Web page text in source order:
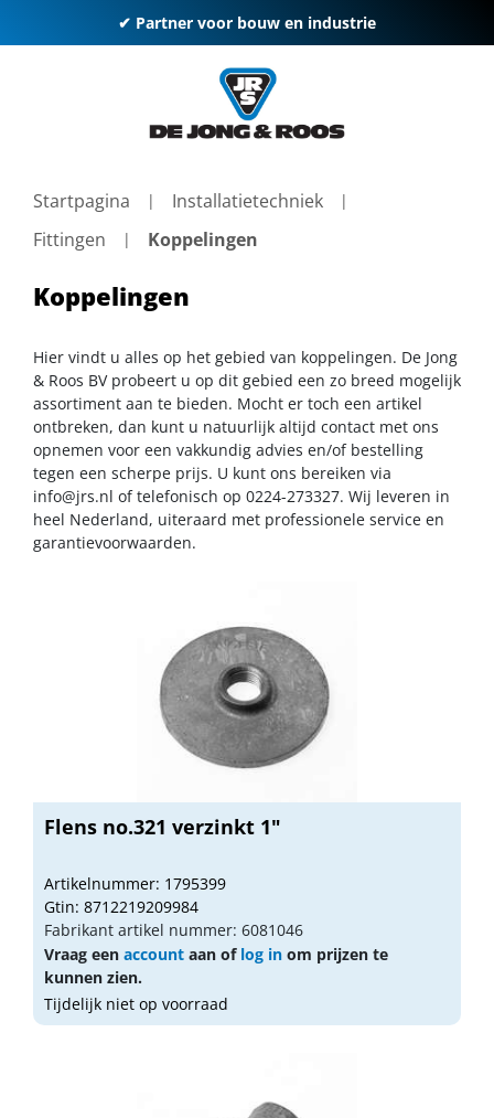
✔ Partner voor bouw en industrie
Startpagina
Installatietechniek
Fittingen
Koppelingen
Koppelingen
Hier vindt u alles op het gebied van koppelingen. De Jong
& Roos BV probeert u op dit gebied een zo breed mogelijk
assortiment aan te bieden. Mocht er toch een artikel
ontbreken, dan kunt u natuurlijk altijd contact met ons
opnemen voor een vakkundig advies en/of bestelling
tegen een scherpe prijs. U kunt ons bereiken via
info@jrs.nl of telefonisch op 0224-273327. Wij leveren in
heel Nederland, uiteraard met professionele service en
garantievoorwaarden.
Flens no.321 verzinkt 1"
Artikelnummer: 1795399
Gtin: 8712219209984
Fabrikant artikel nummer: 6081046
Vraag een account aan of log in om prijzen te
kunnen zien.
Tijdelijk niet op voorraad